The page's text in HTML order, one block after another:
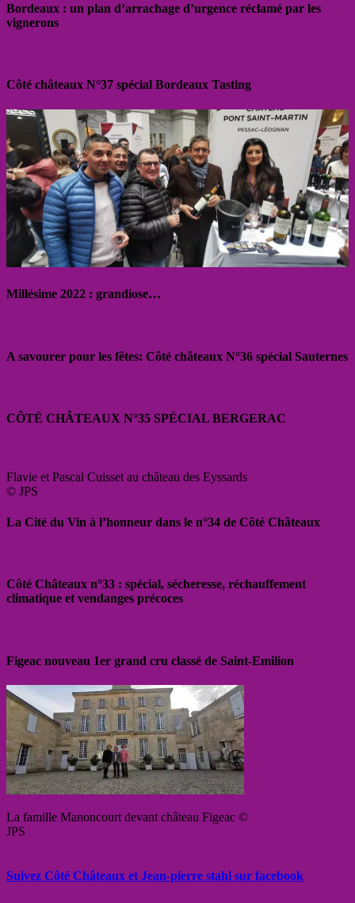
Bordeaux : un plan d’arrachage d’urgence réclamé par les
vignerons
Côté châteaux N°37 spécial Bordeaux Tasting
Millésime 2022 : grandiose…
A savourer pour les fêtes: Côté châteaux N°36 spécial Sauternes
CÔTÉ CHÂTEAUX N°35 SPÉCIAL BERGERAC
Flavie et Pascal Cuisset au château des Eyssards
© JPS
La Cité du Vin à l’honneur dans le n°34 de Côté Châteaux
Côté Châteaux n°33 : spécial, sécheresse, réchauffement
climatique et vendanges précoces
Figeac nouveau 1er grand cru classé de Saint-Emilion
La famille Manoncourt devant château Figeac ©
JPS
Suivez Côté Châteaux et Jean-pierre stahl sur facebook